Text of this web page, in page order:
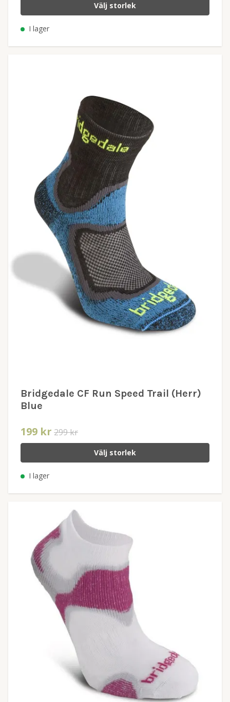
Välj storlek
I lager
Bridgedale CF Run Speed Trail (Herr)
Blue
199 kr 299 kr
Välj storlek
I lager